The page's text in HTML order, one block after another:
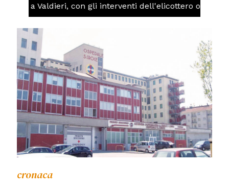
a Valdieri, con gli interventi dell'elicottero oggi
cronaca